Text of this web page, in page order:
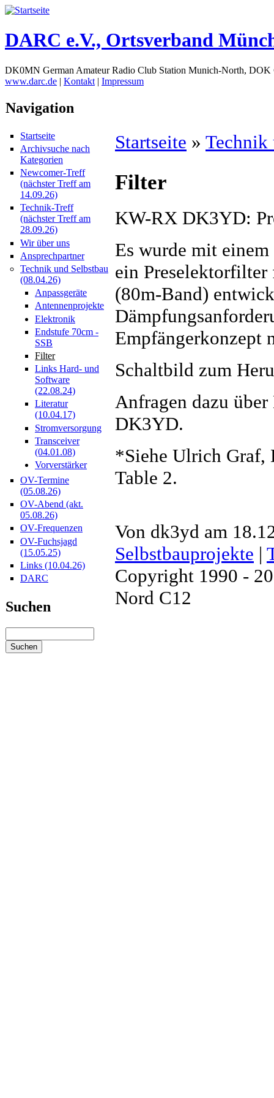
DARC e.V., Ortsverband
DK0MN German Amateur Radio Club Station Munich-North,
www.darc.de | Kontakt | Impressum
Navigation
Startseite
Archivsuche nach
Kategorien
Newcomer-Treff
(nächster Treff am
14.09.26)
Technik-Treff
(nächster Treff am
28.09.26)
Wir über uns
Ansprechpartner
Technik und Selbstbau
(08.04.26)
Anpassgeräte
Antennenprojekte
Elektronik
Endstufe 70cm -
SSB
Filter
Links Hard- und
Software
(22.08.24)
Literatur
(10.04.17)
Stromversorgung
Transceiver
(04.01.08)
Vorverstärker
OV-Termine
(05.08.26)
OV-Abend (akt.
05.08.26)
OV-Frequenzen
OV-Fuchsjagd
(15.05.25)
Links (10.04.26)
DARC
Suchen
Startseite » Technik
Filter
KW-RX DK3YD:
Es wurde mit
ein Preselektorfilter
(80m-Band)
Empfängerkonzept
Schaltbild zum
Anfragen dazu
DK3YD.
*Siehe Ulrich Graf,
Table 2.
Von dk3yd am
Selbstbauprojekte |
Copyright 1990 -
Nord C12